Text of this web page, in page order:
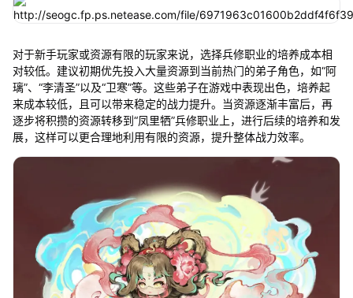
对于新手玩家或资源有限的玩家来说，选择兵修职业的培养成本相
对较低。建议初期优先投入大量资源到当前热门的弟子角色，如“阿
璃”、“李清圣”以及“卫寒”等。这些弟子在游戏中表现出色，培养起
来成本较低，且可以带来稳定的战力提升。当资源逐渐丰富后，再
逐步将积攒的资源转移到“凤里牺”兵修职业上，进行后续的培养和发
展，这样可以更合理地利用有限的资源，提升整体战力效率。